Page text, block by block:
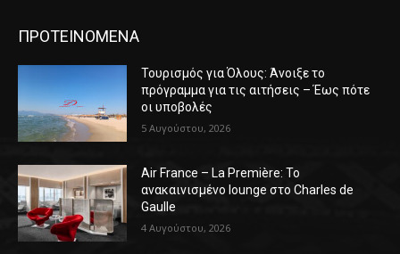
ΠΡΟΤΕΙΝΟΜΕΝΑ
Τουρισμός για Όλους: Άνοιξε το
πρόγραμμα για τις αιτήσεις – Έως πότε
οι υποβολές
5 Αυγούστου, 2026
Air France – La Première: Το
ανακαινισμένο lounge στο Charles de
Gaulle
4 Αυγούστου, 2026